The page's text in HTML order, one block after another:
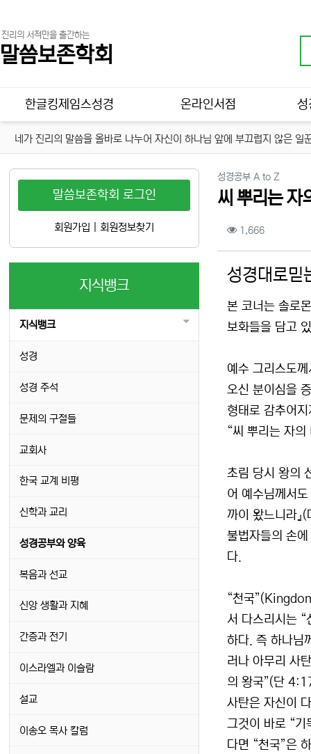
진리의 서적만을 출간하는
말씀보존학회
메인 메뉴
한글킹제임스성경 온라인서점 성
네가 진리의 말씀을 올바로 나누어 자신이 하나님 앞에 부끄럽지 않은
성경공부 A to Z
씨 뿌리는 자
컨텐츠 정보
1,666조회
성경대로믿
본 코너는 솔로
보화들을 담고
예수 그리스도
오신 분이심을
형태로 감추어
“씨 뿌리는 자
초림 당시 왕의
어 예수님께서
까이 왔느니라
불법자들의 손
다.
“천국
서 다스리시는 “
하다. 즉 하나님
러나 아무리 사
의 왕국”(단
사탄은 자신이
그것이 바로 “기
다면 “천국”은
말씀보존학회 로그인
회원가입 회원정보찾기
지식뱅크
지식뱅크
성경
성경 주석
문제의 구절들
교회사
한국 교계 비평
신학과 교리
성경공부와 양육
복음과 선교
신앙 생활과 지혜
간증과 전기
이스라엘과 이슬람
설교
이송오 목사 칼럼